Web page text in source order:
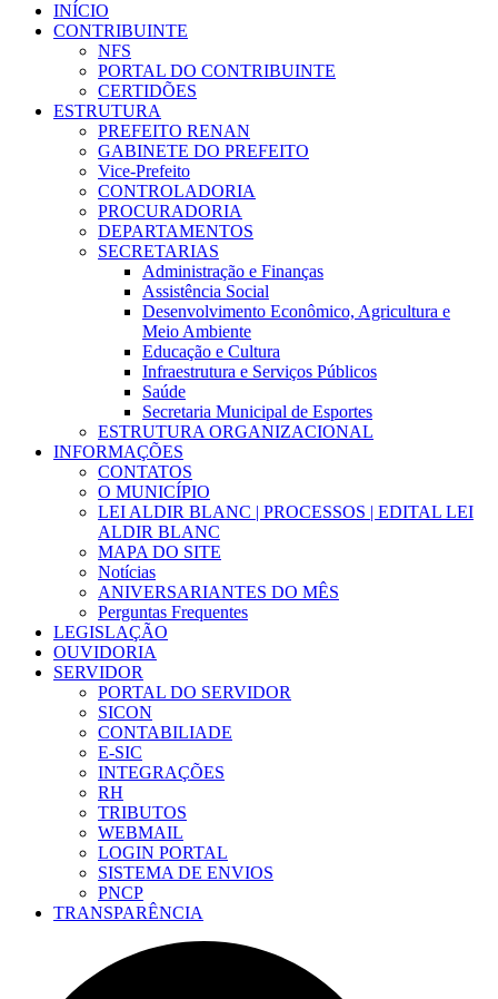
INÍCIO
CONTRIBUINTE
NFS
PORTAL DO CONTRIBUINTE
CERTIDÕES
ESTRUTURA
PREFEITO RENAN
GABINETE DO PREFEITO
Vice-Prefeito
CONTROLADORIA
PROCURADORIA
DEPARTAMENTOS
SECRETARIAS
Administração e Finanças
Assistência Social
Desenvolvimento Econômico, Agricultura e
Meio Ambiente
Educação e Cultura
Infraestrutura e Serviços Públicos
Saúde
Secretaria Municipal de Esportes
ESTRUTURA ORGANIZACIONAL
INFORMAÇÕES
CONTATOS
O MUNICÍPIO
LEI ALDIR BLANC | PROCESSOS | EDITAL LEI
ALDIR BLANC
MAPA DO SITE
Notícias
ANIVERSARIANTES DO MÊS
Perguntas Frequentes
LEGISLAÇÃO
OUVIDORIA
SERVIDOR
PORTAL DO SERVIDOR
SICON
CONTABILIADE
E-SIC
INTEGRAÇÕES
RH
TRIBUTOS
WEBMAIL
LOGIN PORTAL
SISTEMA DE ENVIOS
PNCP
TRANSPARÊNCIA